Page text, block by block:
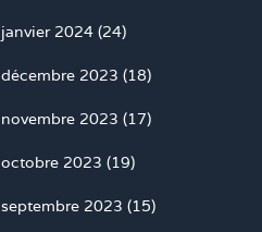
janvier 2024 (24)
décembre 2023 (18)
novembre 2023 (17)
octobre 2023 (19)
septembre 2023 (15)